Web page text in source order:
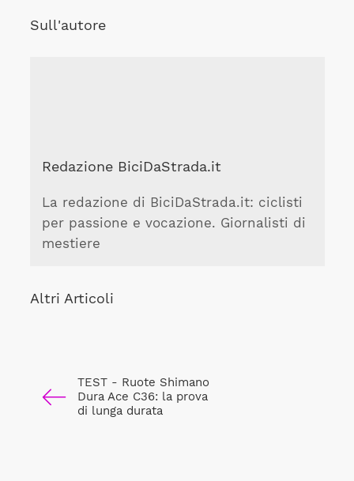
Sull'autore
Redazione BiciDaStrada.it
La redazione di BiciDaStrada.it: ciclisti
per passione e vocazione. Giornalisti di
mestiere
Altri Articoli
TEST - Ruote Shimano
Dura Ace C36: la prova
di lunga durata